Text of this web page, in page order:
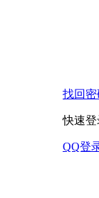
找回密
快速登
QQ登